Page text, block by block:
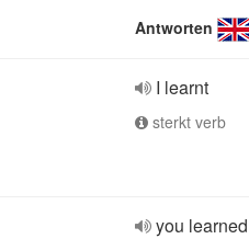
Antworten
I learnt
sterkt verb
you learned